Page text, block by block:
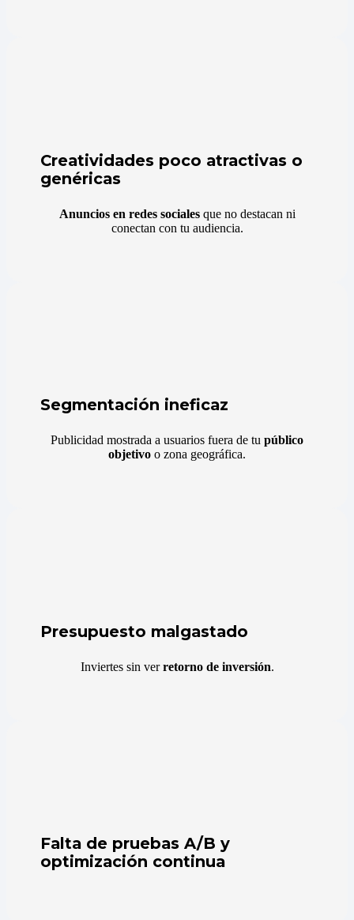
Creatividades poco atractivas o
genéricas
Anuncios en redes socialesque no destacan ni
conectan con tu audiencia.
Segmentación ineficaz
Publicidad mostrada a usuarios fuera de tu público
objetivo o zona geográfica.
Presupuesto malgastado
Inviertes sin verretorno de inversión.
Falta de pruebas A/B y
optimización continua